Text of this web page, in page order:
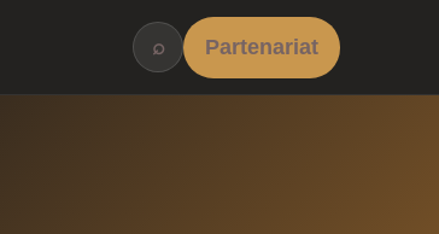
⌕ Partenariat